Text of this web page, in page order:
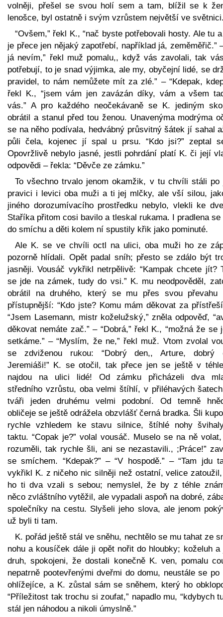
volněji, přešel se svou holí sem a tam, blížil se k
lenošce, byl ostatně i svým vzrůstem největší ve
“Ovšem,” řekl K., “nač byste potřebovali hosty. Ale tu
je přece jen nějaký zapotřebí, například já, zeměměřič.”
já nevím,” řekl muž pomalu,, když vás zavolali, tak
potřebují, to je snad výjimka, ale my, obyčejní lidé, se
pravidel, to nám nemůžete mít za zlé.” – “Kdepak,
řekl K., “jsem vám jen zavázán díky, vám a všem
vás.” A pro každého neočekávaně se K. jediným
obrátil a stanul před tou ženou. Unavenýma modrýma
se na něho podívala, hedvábný průsvitný šátek jí sahal
půli čela, kojenec jí spal u prsu. “Kdo jsi?” zeptal
Opovržlivě nebylo jasné, jestli pohrdání platí K. či její
odpovědi – řekla: “Děvče ze zámku.”
To všechno trvalo jenom okamžik, v tu chvíli stáli po
pravici i levici oba muži a ti jej mlčky, ale vší silou,
jiného dorozumívacího prostředku nebylo, vlekli ke
Staříka přitom cosi bavilo a tleskal rukama. I pradlena se
do smíchu a děti kolem ní spustily křik jako pominuté.
Ale K. se ve chvíli octl na ulici, oba muži ho ze
pozorně hlídali. Opět padal sníh; přesto se zdálo být
jasněji. Vousáč vykřikl netrpělivě: “Kampak chcete jít?
se jde na zámek, tudy do vsi.” K. mu neodpověděl,
obrátil na druhého, který se mu přes svou převahu
přístupnější: “Kdo jste? Komu mám děkovat za
“Jsem Lasemann, mistr koželužský,” zněla odpověď,
děkovat nemáte zač.” – “Dobrá,” řekl K., “možná že se
setkáme.” – “Myslím, že ne,” řekl muž. Vtom zvolal
se zdviženou rukou: “Dobrý den,, Arture, dobrý
Jeremiáši!” K. se otočil, tak přece jen se ještě v
najdou na ulici lidé! Od zámku přicházeli dva
středního vzrůstu, oba velmi štíhlí, v přiléhavých
tváři jeden druhému velmi podobní. Od temně
obličeje se ještě odrážela obzvlášť černá bradka. Šli
rychle vzhledem ke stavu silnice, štíhlé nohy
taktu. “Copak je?” volal vousáč. Muselo se na ně
rozuměli, tak rychle šli, ani se nezastavili., ;Práce!”
se smíchem. “Kdepak?” – “V hospodě.” – “Tam jdu
vykřikl K. z ničeho nic silněji než ostatní, velice
ho ti dva vzali s sebou; nemyslel, že by z téhle
něco zvláštního vytěžil, ale vypadali aspoň na dobré,
společníky na cestu. Slyšeli jeho slova, ale jenom
už byli ti tam.
K. pořád ještě stál ve sněhu, nechtělo se mu tahat ze
nohu a kousíček dále ji opět nořit do hloubky; koželuh a
druh, spokojeni, že dostali konečně K. ven, pomalu
nepatrně pootevřenými dveřmi do domu, neustále se po
ohlížejíce, a K. zůstal sám se sněhem, který ho
“Příležitost tak trochu si zoufat,” napadlo mu, “kdybych
stál jen náhodou a nikoli úmyslně.”